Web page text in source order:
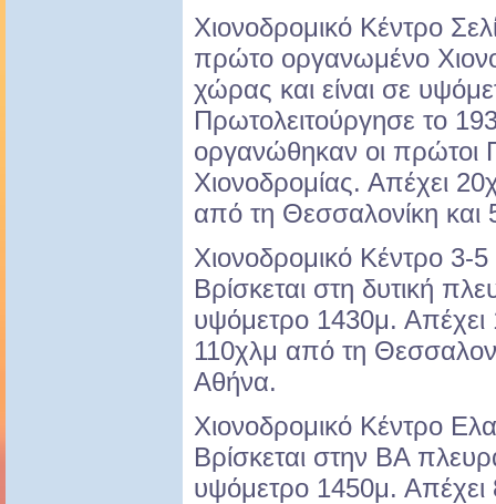
Χιονοδρομικό Κέντρο
πρώτο οργανωμένο
χώρας και είναι σε
Πρωτολειτούργησε το
οργανώθηκαν οι πρώτοι
Χιονοδρομίας. Απέχει
από τη Θεσσαλονίκη
Χιονοδρομικό Κέντρο 3-
Βρίσκεται στη δυτική
υψόμετρο 1430μ.
110χλμ από τη
Αθήνα.
Χιονοδρομικό Κέντρο
Βρίσκεται στην ΒΑ
υψόμετρο 1450μ.